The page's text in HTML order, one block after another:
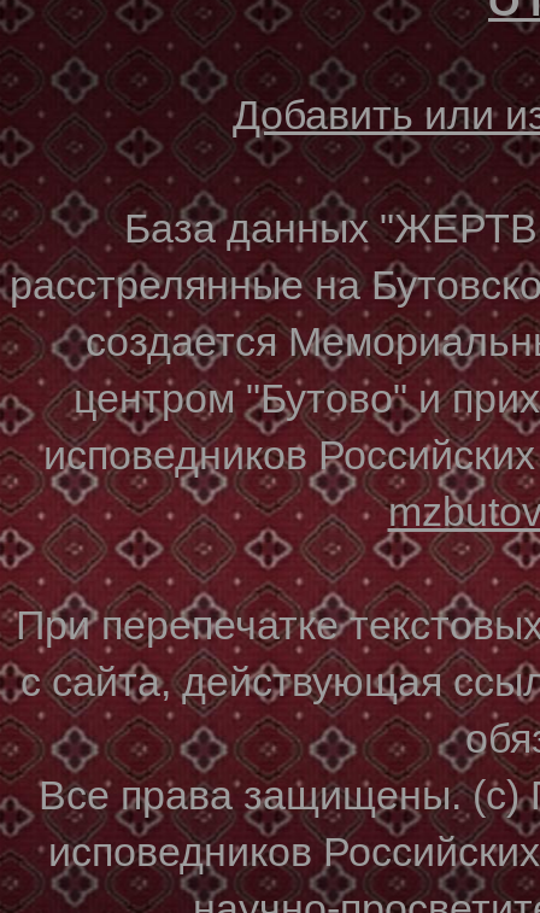
Добавить или
База данных
расстрелянные на
создается
центром "Бутово" и
исповедников
При перепечатке
с сайта, действующая
Все права защищены. (с)
исповедников